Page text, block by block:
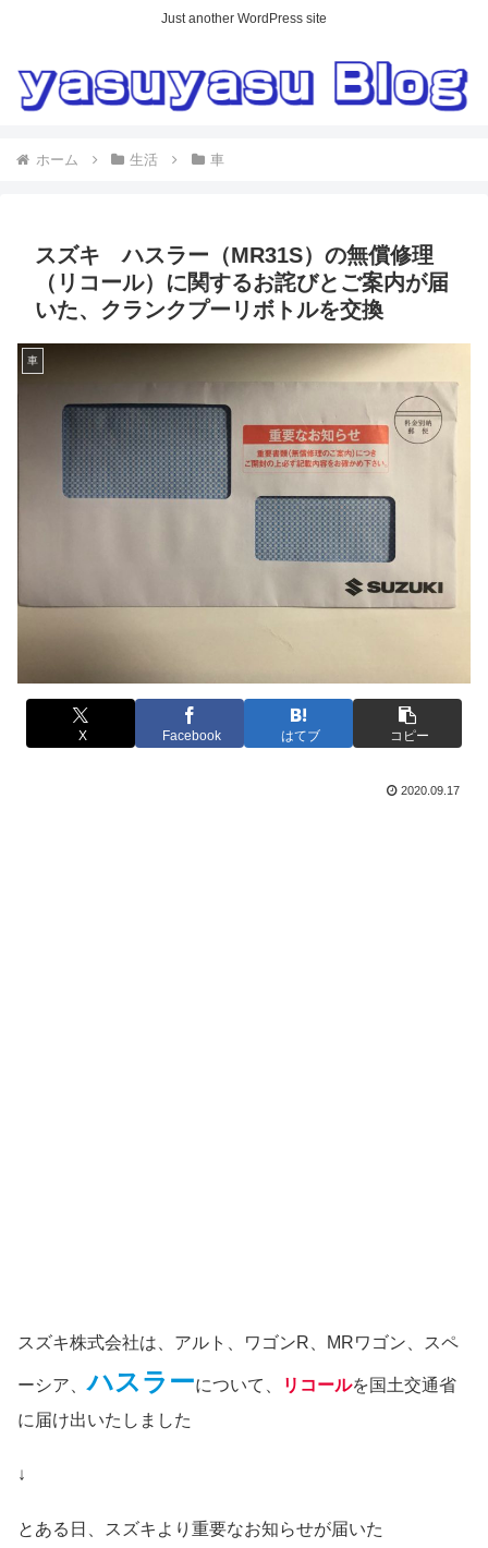
Just another WordPress site
ホーム 生活 車
スズキ ハスラー（MR31S）の無償修理
（リコール）に関するお詫びとご案内が届
いた、クランクプーリボトルを交換
車
X Facebook はてブ コピー
2020.09.17
スズキ株式会社は、アルト、ワゴンR、MRワゴン、スペ
ーシア、ハスラーについて、 リコールを国土交通省
に届け出いたしました
↓
とある日、スズキより重要なお知らせが届いた